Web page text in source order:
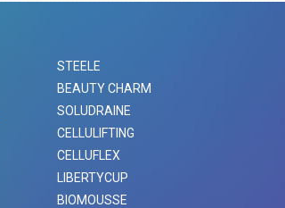
STEELE
BEAUTY CHARM
SOLUDRAINE
CELLULIFTING
CELLUFLEX
LIBERTYCUP
BIOMOUSSE